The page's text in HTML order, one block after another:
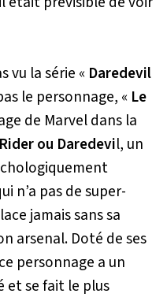
vu la série « Daredevil
le personnage, « Le
de Marvel dans la
ou Daredevil, un
n’a pas de super-
jamais sans sa
arsenal. Doté de ses
personnage a un
et se fait le plus